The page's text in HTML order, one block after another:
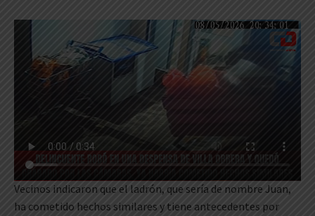
Vecinos indicaron que el ladrón, que sería de nombre Juan,
ha cometido hechos similares y tiene antecedentes por